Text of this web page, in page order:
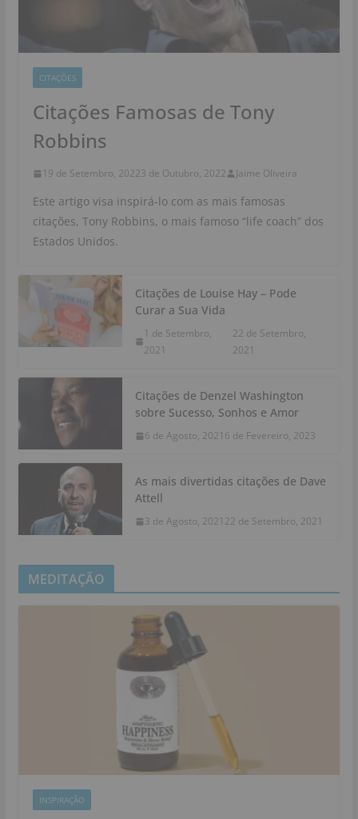
CITAÇÕES
Citações Famosas de Tony
Robbins
19 de Setembro, 20223 de Outubro, 2022 Jaime Oliveira
Este artigo visa inspirá-lo com as mais famosas
citações, Tony Robbins, o mais famoso “life coach” dos
Estados Unidos.
Citações de Louise Hay – Pode
Curar a Sua Vida
1 de Setembro,
2021
22 de Setembro,
2021
Citações de Denzel Washington
sobre Sucesso, Sonhos e Amor
6 de Agosto, 2021 6 de Fevereiro, 2023
As mais divertidas citações de Dave
Attell
3 de Agosto, 2021 22 de Setembro, 2021
MEDITAÇÃO
INSPIRAÇÃO